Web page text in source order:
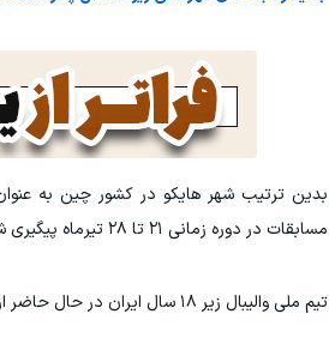
مسابقات در دوره زمانی ۲۱ تا ۲۸ تیرماه پیگیری شود.
تیم ملی والیبال زیر ۱۸ سال ایران در حال حاضر اردوی آماده سازی خود در شهر ارومیه برای حضور شایسته در این رقابت‌ها پیگیری می‌کند.